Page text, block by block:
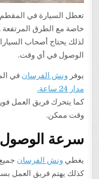
تعطل السيارة في المقطم
خاصة مع الطرق المرتفعة
لذلك يحتاج أصحاب
الوصول في أي وقت.
يوفرونش الفرسان في
مدار 24 ساعة.
كما يتحرك فريق العمل
وقت ممكن.
سرعة
يغطيونش الفرسان
كذلك يهتم فريق العمل